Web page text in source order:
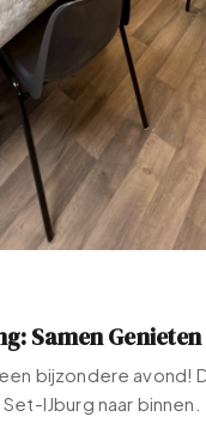
Samen Genieten
bijzondere avond!
IJburg naar binnen.